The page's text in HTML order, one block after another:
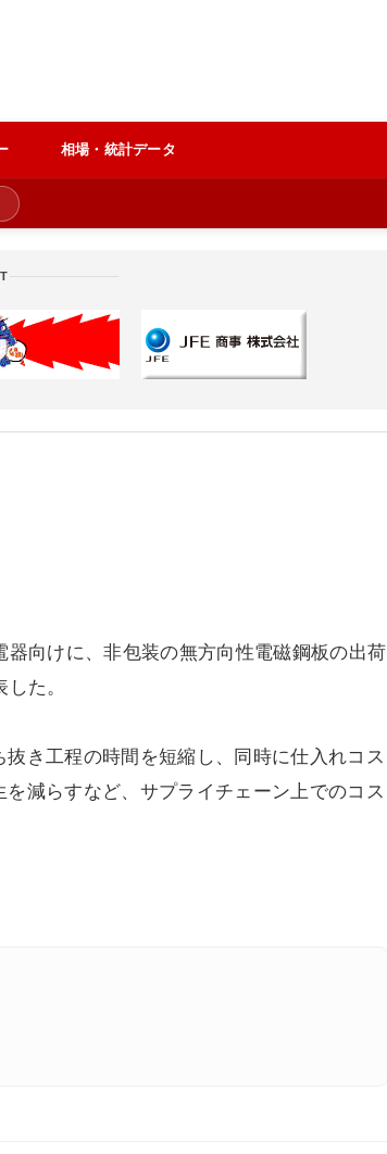
相場・統計データ
向けに、非包装の無方向性電磁鋼板の出荷
た。
き工程の時間を短縮し、同時に仕入れコス
減らすなど、サプライチェーン上でのコス